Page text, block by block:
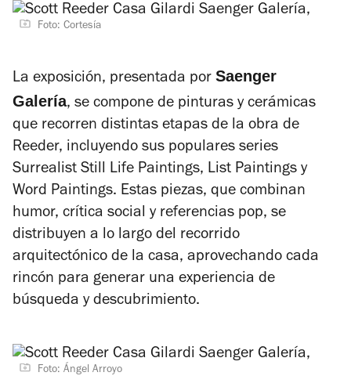
Foto: Cortesía
La exposición, presentada por Saenger
Galería, se compone de pinturas y cerámicas
que recorren distintas etapas de la obra de
Reeder, incluyendo sus populares series
Surrealist Still Life Paintings, List Paintings y
Word Paintings. Estas piezas, que combinan
humor, crítica social y referencias pop, se
distribuyen a lo largo del recorrido
arquitectónico de la casa, aprovechando cada
rincón para generar una experiencia de
búsqueda y descubrimiento.
Foto: Ángel Arroyo